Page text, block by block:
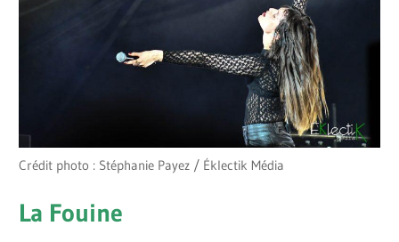
Crédit photo : Stéphanie Payez / Éklectik Média
La Fouine